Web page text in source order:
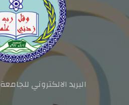
البريد الالكتروني للجامعة info@qu.edu.iq